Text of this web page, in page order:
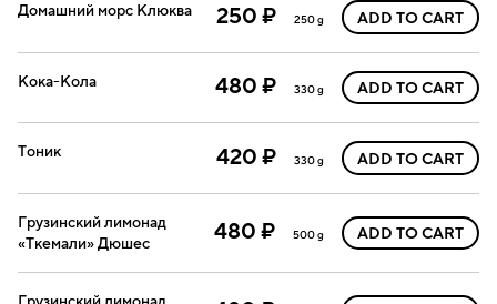
Домашний морс Клюква 250 ₽ 250 g ADD TO CART
Кока-Кола 480 ₽ 330 g ADD TO CART
Тоник 420 ₽ 330 g ADD TO CART
Грузинский лимонад
«Ткемали» Дюшес
480 ₽ 500 g ADD TO CART